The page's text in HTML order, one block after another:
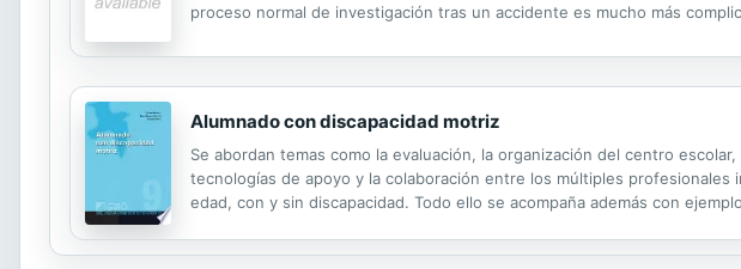
proceso normal de investigación tras un accidente es mucho más
Alumnado con discapacidad motriz
Se abordan temas como la evaluación, la organización del centro
tecnologías de apoyo y la colaboración entre los múltiples
edad, con y sin discapacidad. Todo ello se acompaña además con